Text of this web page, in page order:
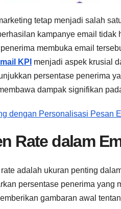
tetap menjadi salah
kampanye email tidak
membuka email
KPI menjadi aspek krusial
persentase penerima
dampak signifikan
dengan Personalisasi Pesan
Rate dalam
adalah ukuran penting
persentase penerima yang
gambaran awal